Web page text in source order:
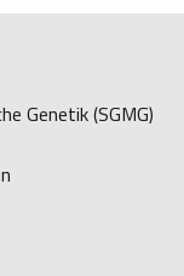
Genetik (SGMG)